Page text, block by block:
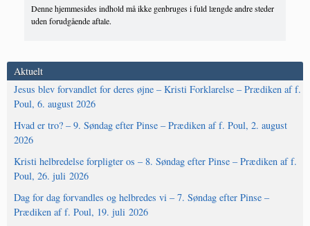
Denne hjemmesides indhold må ikke genbruges i fuld længde andre steder
uden forudgående aftale.
Aktuelt
Jesus blev forvandlet for deres øjne – Kristi Forklarelse – Prædiken af f.
Poul, 6. august 2026
Hvad er tro? – 9. Søndag efter Pinse – Prædiken af f. Poul, 2. august
2026
Kristi helbredelse forpligter os – 8. Søndag efter Pinse – Prædiken af f.
Poul, 26. juli 2026
Dag for dag forvandles og helbredes vi – 7. Søndag efter Pinse –
Prædiken af f. Poul, 19. juli 2026